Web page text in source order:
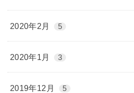
2020年2月 5
2020年1月 3
2019年12月 5